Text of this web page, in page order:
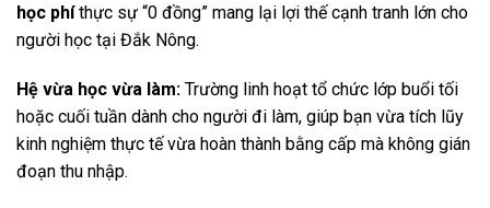
học phíthực sự “0 đồng” mang lại lợi thế cạnh tranh lớn cho
người học tại Đắk Nông.
Hệ vừa học vừa làm: Trường linh hoạt tổ chức lớp buổi tối
hoặc cuối tuần dành cho người đi làm, giúp bạn vừa tích lũy
kinh nghiệm thực tế vừa hoàn thành bằng cấp mà không gián
đoạn thu nhập.